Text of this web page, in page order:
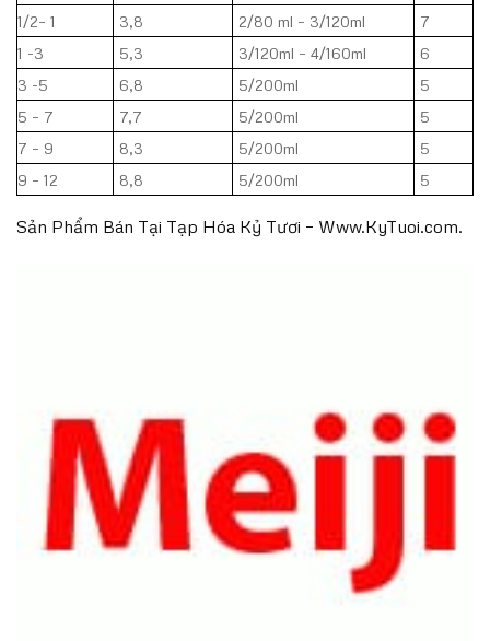
1/2– 1
3,8 2/80 ml – 3/120ml
7
1 -3
5,3 3/120ml – 4/160ml
6
3 -5
6,8 5/200ml
5
5 – 7
7,7 5/200ml
5
7 – 9
8,3 5/200ml
5
9 – 12
8,8 5/200ml 5
Sản Phẩm Bán Tại Tạp Hóa Kỷ Tươi – Www.KyTuoi.com.